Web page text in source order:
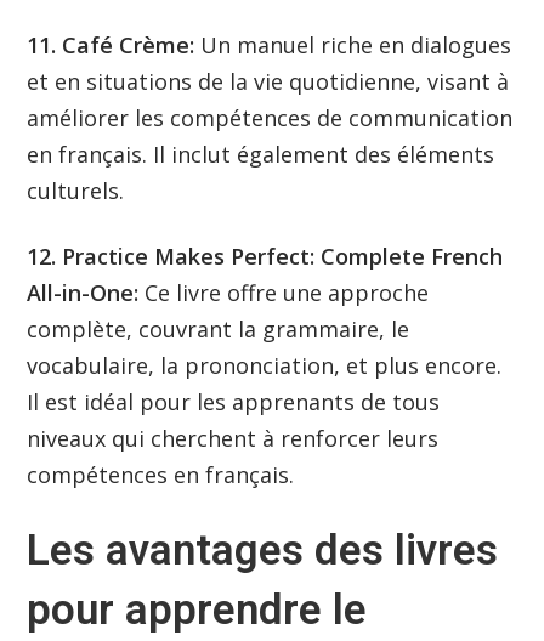
11. Café Crème: Un manuel riche en dialogues
et en situations de la vie quotidienne, visant à
améliorer les compétences de communication
en français. Il inclut également des éléments
culturels.
12. Practice Makes Perfect: Complete French
All-in-One: Ce livre offre une approche
complète, couvrant la grammaire, le
vocabulaire, la prononciation, et plus encore.
Il est idéal pour les apprenants de tous
niveaux qui cherchent à renforcer leurs
compétences en français.
Les avantages des livres
pour apprendre le